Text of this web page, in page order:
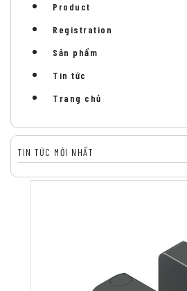
Product
Registration
Sản phẩm
Tin tức
Trang chủ
TIN TỨC MỚI NHẤT